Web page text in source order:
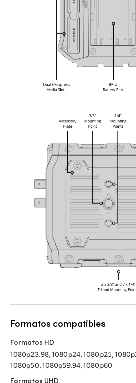
Formatos compatibles
Formatos HD
1080p23.98, 1080p24, 1080p25,
1080p50, 1080p59.94, 1080p60
Formatos UHD